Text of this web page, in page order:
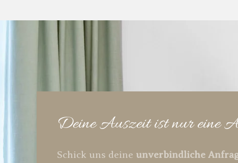
Deine Auszeit ist nur eine
Schick uns deine unverbindliche